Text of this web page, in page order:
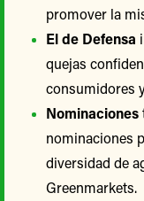
promover la
El de Defensa
quejas
consumidores
Nominaciones
nominaciones
diversidad de
Greenmarkets.